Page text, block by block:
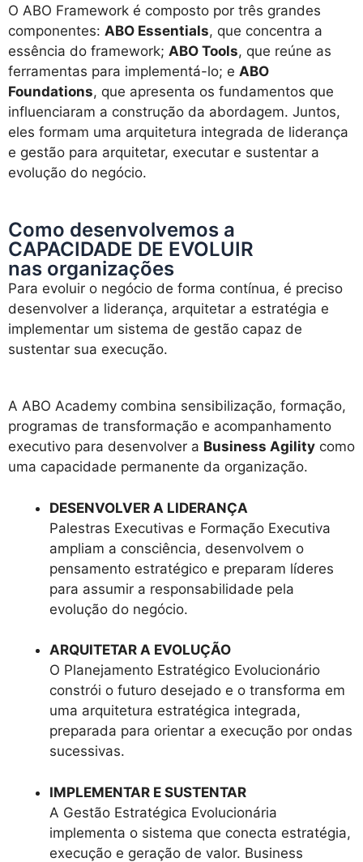
O ABO Framework é composto por três grandes
componentes: ABO Essentials, que concentra a
essência do framework; ABO Tools, que reúne as
ferramentas para implementá-lo; e ABO
Foundations, que apresenta os fundamentos que
influenciaram a construção da abordagem. Juntos,
eles formam uma arquitetura integrada de liderança
e gestão para arquitetar, executar e sustentar a
evolução do negócio.
Como desenvolvemos a
CAPACIDADE DE EVOLUIR
nas organizações
Para evoluir o negócio de forma contínua, é preciso
desenvolver a liderança, arquitetar a estratégia e
implementar um sistema de gestão capaz de
sustentar sua execução.
A ABO Academy combina sensibilização, formação,
programas de transformação e acompanhamento
executivo para desenvolver a Business Agility como
uma capacidade permanente da organização.
DESENVOLVER A LIDERANÇA
Palestras Executivas e Formação Executiva
ampliam a consciência, desenvolvem o
pensamento estratégico e preparam líderes
para assumir a responsabilidade pela
evolução do negócio.
ARQUITETAR A EVOLUÇÃO
O Planejamento Estratégico Evolucionário
constrói o futuro desejado e o transforma em
uma arquitetura estratégica integrada,
preparada para orientar a execução por ondas
sucessivas.
IMPLEMENTAR E SUSTENTAR
A Gestão Estratégica Evolucionária
implementa o sistema que conecta estratégia,
execução e geração de valor. Business